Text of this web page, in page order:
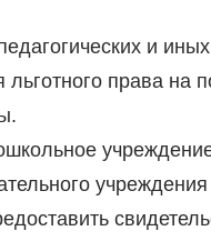
и
права на